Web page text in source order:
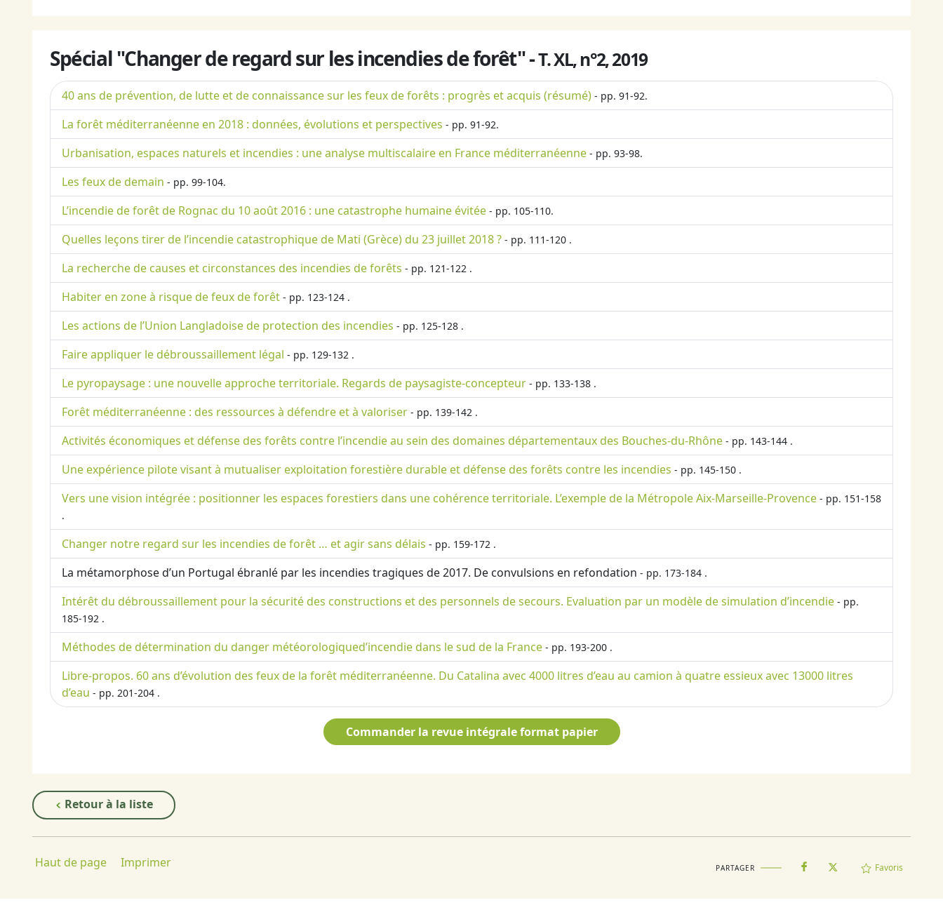
Spécial "Changer de regard sur les incendies de forêt" -T. XL, n°2, 2019
40 ans de prévention, de lutte et de connaissance sur les feux de forêts : progrès et acquis (résumé) - pp. 91-92.
La forêt méditerranéenne en 2018 : données, évolutions et perspectives - pp. 91-92.
Urbanisation, espaces naturels et incendies : une analyse multiscalaire en France méditerranéenne - pp. 93-98.
Les feux de demain - pp. 99-104.
L’incendie de forêt de Rognac du 10 août 2016 : une catastrophe humaine évitée - pp. 105-110.
Quelles leçons tirer de l’incendie catastrophique de Mati (Grèce) du 23 juillet 2018 ? - pp. 111-120 .
La recherche de causes et circonstances des incendies de forêts - pp. 121-122 .
Habiter en zone à risque de feux de forêt - pp. 123-124 .
Les actions de l’Union Langladoise de protection des incendies - pp. 125-128 .
Faire appliquer le débroussaillement légal - pp. 129-132 .
Le pyropaysage : une nouvelle approche territoriale. Regards de paysagiste-concepteur - pp. 133-138 .
Forêt méditerranéenne : des ressources à défendre et à valoriser - pp. 139-142 .
Activités économiques et défense des forêts contre l’incendie au sein des domaines départementaux des Bouches-du-Rhône - pp. 143-144 .
Une expérience pilote visant à mutualiser exploitation forestière durable et défense des forêts contre les incendies - pp. 145-150 .
Vers une vision intégrée : positionner les espaces forestiers dans une cohérence territoriale. L’exemple de la Métropole Aix-Marseille-Provence - pp. 151-158
.
Changer notre regard sur les incendies de forêt … et agir sans délais - pp. 159-172 .
La métamorphose d’un Portugal ébranlé par les incendies tragiques de 2017. De convulsions en refondation - pp. 173-184 .
Intérêt du débroussaillement pour la sécurité des constructions et des personnels de secours. Evaluation par un modèle de simulation d’incendie - pp.
185-192 .
Méthodes de détermination du danger météorologiqued’incendie dans le sud de la France - pp. 193-200 .
Libre-propos. 60 ans d’évolution des feux de la forêt méditerranéenne. Du Catalina avec 4000 litres d’eau au camion à quatre essieux avec 13000 litres
d’eau - pp. 201-204 .
Commander la revue intégrale format papier
Retour à la liste
Haut de page Imprimer PARTAGER Favoris